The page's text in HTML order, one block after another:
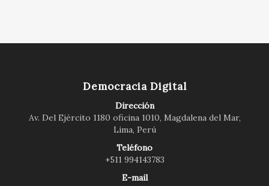
Democracia Digital
Dirección
Av. Del Ejército 1180 oficina 1010, Magdalena del Mar,
Lima, Perú
Teléfono
+511 994143783
E-mail